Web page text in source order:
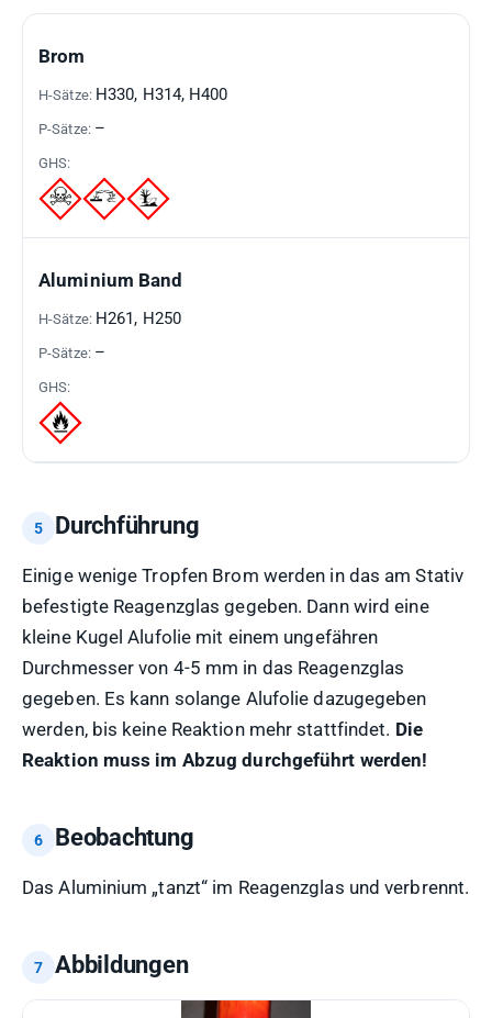
GEFAHRSTOFF
Brom
H330, H314, H400
–
Aluminium Band
H261, H250
–
Durchführung
Einige wenige Tropfen Brom werden in das am Stativ
befestigte Reagenzglas gegeben. Dann wird eine
kleine Kugel Alufolie mit einem ungefähren
Durchmesser von 4-5 mm in das Reagenzglas
gegeben. Es kann solange Alufolie dazugegeben
werden, bis keine Reaktion mehr stattfindet. Die
Reaktion muss im Abzug durchgeführt werden!
Beobachtung
Das Aluminium „tanzt“ im Reagenzglas und verbrennt.
Abbildungen